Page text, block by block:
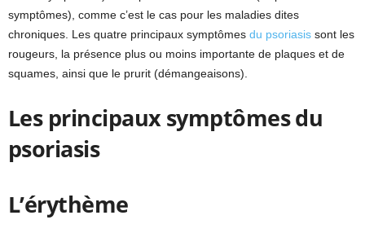
symptômes), comme c’est le cas pour les maladies dites
chroniques. Les quatre principaux symptômes du psoriasis sont les
rougeurs, la présence plus ou moins importante de plaques et de
squames, ainsi que le prurit (démangeaisons).
Les principaux symptômes du
psoriasis
L’érythème